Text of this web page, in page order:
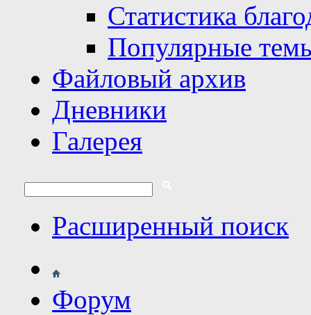
Статистика
Популярные
Файловый архив
Дневники
Галерея
Расширенный поиск
Форум